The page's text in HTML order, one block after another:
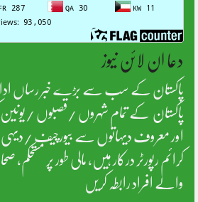
دعا ان لائن نیوز
پاکستان کے سب سے بڑے خبر رساں
پاکستان کے تمام شہروں /قصبوں /
اور معروف دیہاتوں سے بیورچیف /دیہی
کرائم رپورٹر درکار ہیں، مالی طور پر
والے افراد رابطہ کریں